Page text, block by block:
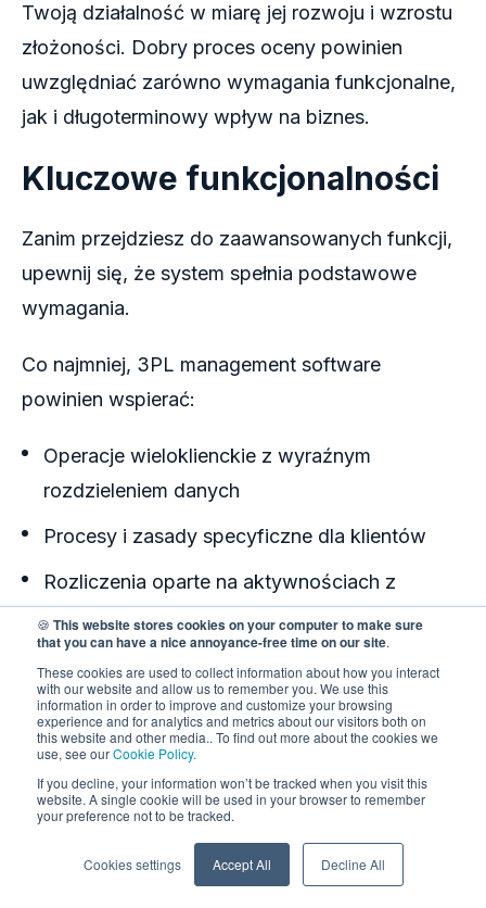
🍪 This website stores cookies on your computer to make sure
that you can have a nice annoyance-free time on our site.
These cookies are used to collect information about how you interact
with our website and allow us to remember you. We use this
information in order to improve and customize your browsing
experience and for analytics and metrics about our visitors both on
this website and other media.. To find out more about the cookies we
use, see ourCookie Policy.
If you decline, your information won’t be tracked when you visit this
website. A single cookie will be used in your browser to remember
your preference not to be tracked.
Cookies settings Accept All Decline All
Twoją działalność w miarę jej rozwoju i wzrostu
złożoności. Dobry proces oceny powinien
uwzględniać zarówno wymagania funkcjonalne,
jak i długoterminowy wpływ na biznes.
Kluczowe funkcjonalności
Zanim przejdziesz do zaawansowanych funkcji,
upewnij się, że system spełnia podstawowe
wymagania.
Co najmniej, 3PL management software
powinien wspierać:
Operacje wieloklienckie z wyraźnym
rozdzieleniem danych
Procesy i zasady specyficzne dla klientów
Rozliczenia oparte na aktywnościach z
wbudowanym fakturowaniem
zespołu i klientów
Wsparcie dla obecnego modelu biznesowego
bez konieczności obejść systemowych
Elastyczność